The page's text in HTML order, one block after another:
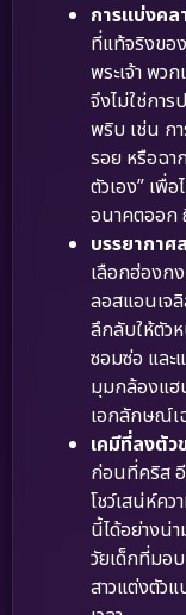
การแบ่งคล
ที่แท้จริงขอ
พระเจ้า พว
จึงไม่ใช่กา
พริบ เช่น ก
รอย หรือฉา
ตัวเอง” เพื่
อนาคตออก
บรรยากาศ
เลือกฮ่องก
ลอสแอนเจ
ลึกลับให้ตัว
ซอมซ่อ แล
มุมกล้องแฮ
เอกลักษณ์เ
เคมีที่ลงตั
ก่อนที่คริส อี
โชว์เสน่ห์คว
นี้ได้อย่างน่
วัยเด็กที่มอ
สาวแต่งตัว